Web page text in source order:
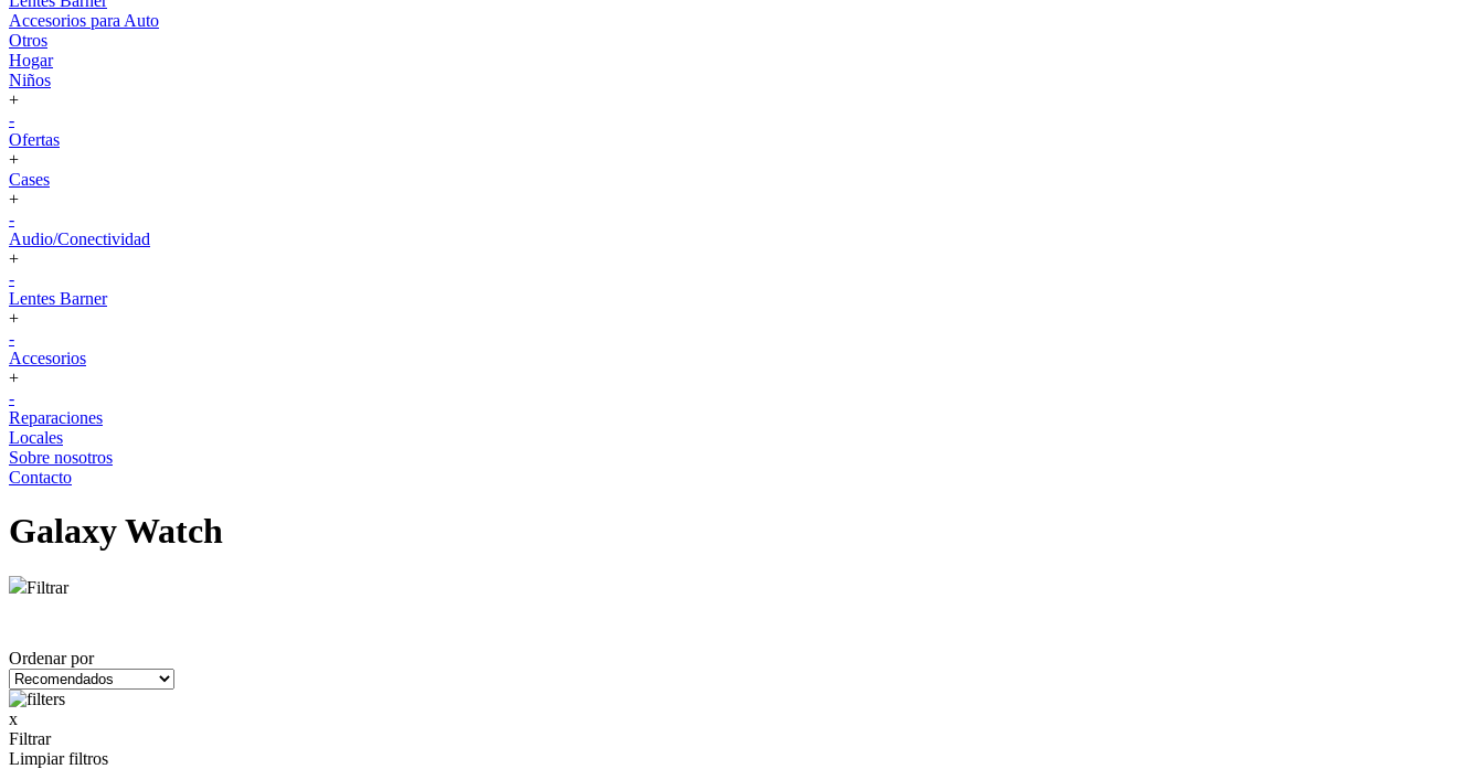
Accesorios para Auto
Otros
Hogar
Niños
+
-
Ofertas
+
Cases
+
-
Audio/Conectividad
+
-
Lentes Barner
+
-
Accesorios
+
-
Reparaciones
Locales
Sobre nosotros
Contacto
Galaxy Watch
Filtrar
Ordenar por
x
Filtrar
Limpiar filtros